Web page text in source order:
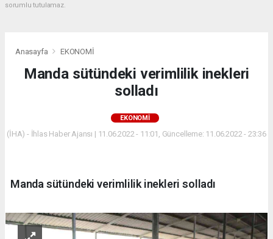
sorumlu tutulamaz.
Anasayfa EKONOMİ
Manda sütündeki verimlilik inekleri
solladı
EKONOMİ
(İHA) - İhlas Haber Ajansı | 11.06.2022 - 11:01, Güncelleme: 11.06.2022 - 23:36
Manda sütündeki verimlilik inekleri solladı